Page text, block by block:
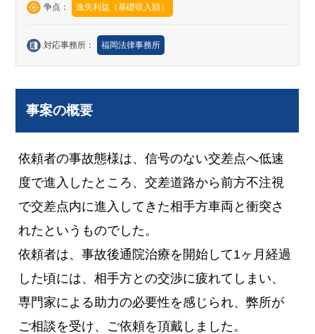
争点： 逸失利益（基礎収入額）
対応事務所： 福岡法律事務所
事案の概要
依頼者の事故態様は、信号のない交差点へ低速
度で進入したところ、交差道路から前方不注視
で交差点内に進入してきた相手方車両と衝突さ
れたというものでした。
依頼者は、事故後通院治療を開始して1ヶ月経過
した頃には、相手方との交渉に疲れてしまい、
専門家による助力の必要性を感じられ、弊所が
ご相談を受け、ご依頼を頂戴しました。